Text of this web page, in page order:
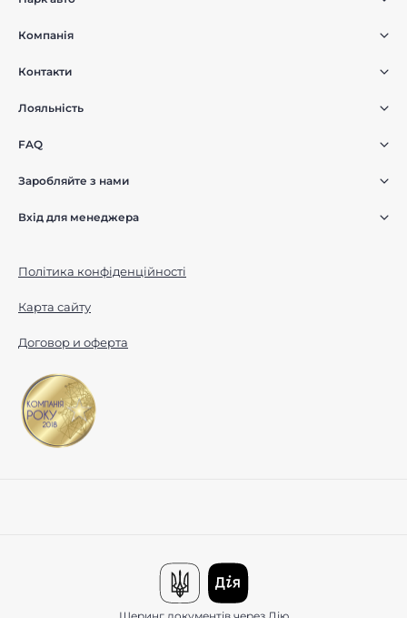
Компанія
Контакти
Лояльність
FAQ
Заробляйте з нами
Вхід для менеджера
Політика конфіденційності
Карта сайту
Договор и оферта